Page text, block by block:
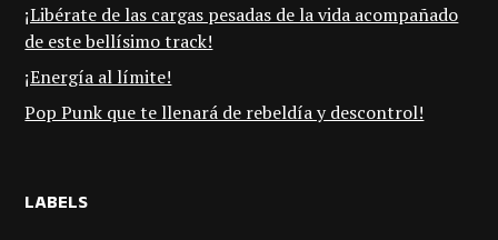
¡Libérate de las cargas pesadas de la vida acompañado
de este bellísimo track!
¡Energía al límite!
Pop Punk que te llenará de rebeldía y descontrol!
LABELS